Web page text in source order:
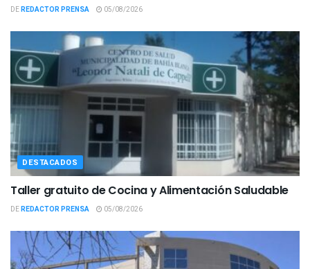
DEREDACTOR PRENSA 05/08/2026
DESTACADOS
Taller gratuito de Cocina y Alimentación Saludable
DEREDACTOR PRENSA 05/08/2026